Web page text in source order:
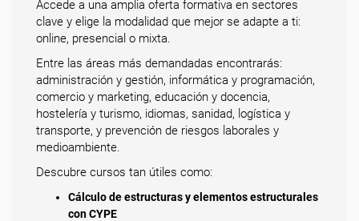
Accede a una amplia oferta formativa en sectores
clave y elige la modalidad que mejor se adapte a ti:
online, presencial o mixta.
Entre las áreas más demandadas encontrarás:
administración y gestión, informática y programación,
comercio y marketing, educación y docencia,
hostelería y turismo, idiomas, sanidad, logística y
transporte, y prevención de riesgos laborales y
medioambiente.
Descubre cursos tan útiles como:
Cálculo de estructuras y elementos estructurales
con CYPE